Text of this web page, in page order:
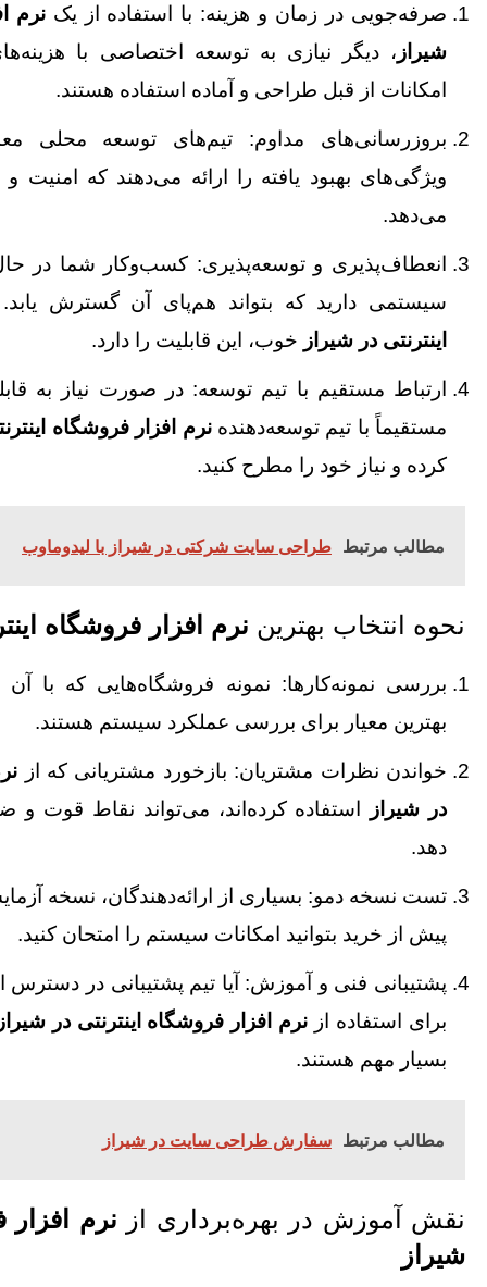
صرفه‌جویی در زمان و هزینه: با استفاده از یکنرم‌
شیراز ، دیگر نیازی به توسعه اختصاصی با
امکانات از قبل طراحی و آماده استفاده هستند.
بروزرسانی‌های مداوم: تیم‌های توسعه محلی
ویژگی‌های بهبود یافته را ارائه می‌دهند که امنیت
می‌دهد.
انعطاف‌پذیری و توسعه‌پذیری: کسب‌وکار شما در
سیستمی دارید که بتواند هم‌پای آن گسترش
اینترنتی در شیراز خوب، این قابلیت را دارد.
ارتباط مستقیم با تیم توسعه: در صورت نیاز به
مستقیماً با تیم توسعه‌دهندهنرم‌ افزار فروشگاه
کرده و نیاز خود را مطرح کنید.
مطالب مرتبط طراحی سایت شرکتی در شیراز با لیدوماوب
نحوه انتخاب بهترین نرم‌ افزار فروشگاه
بررسی نمونه‌کارها: نمونه فروشگاه‌هایی که با آن
بهترین معیار برای بررسی عملکرد سیستم هستند.
خواندن نظرات مشتریان: بازخورد مشتریانی که از
در شیراز
استفاده کرده‌اند، می‌تواند نقاط قوت
دهد.
تست نسخه دمو: بسیاری از ارائه‌دهندگان، نسخه
پیش از خرید بتوانید امکانات سیستم را امتحان کنید.
پشتیبانی فنی و آموزش: آیا تیم پشتیبانی در
برای استفاده از نرم‌ افزار فروشگاه اینترنتی در
بسیار مهم هستند.
مطالب مرتبط سفارش طراحی سایت در شیراز
نقش آموزش در بهره‌برداری از نرم‌ افزار
شیراز